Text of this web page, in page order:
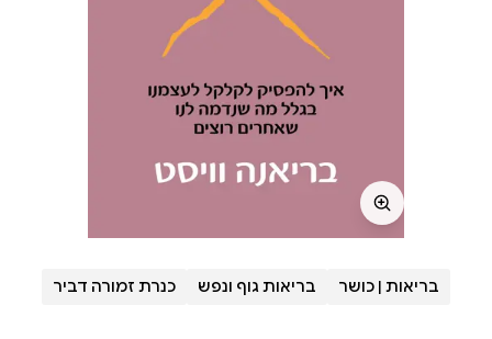
בריאות | כושר בריאות גוף ונפש כנרת זמורה דביר